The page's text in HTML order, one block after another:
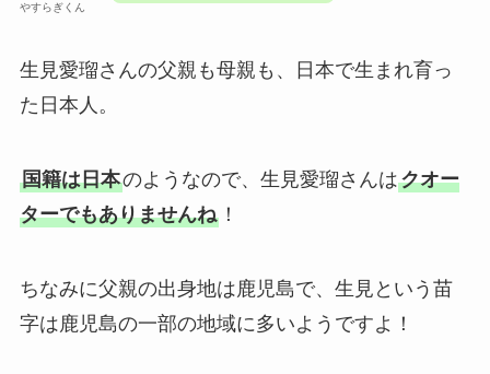
やすらぎくん
生見愛瑠さんの父親も母親も、日本で生まれ育っ
た日本人。
国籍は日本のようなので、生見愛瑠さんはクオー
ターでもありませんね！
ちなみに父親の出身地は鹿児島で、生見という苗
字は鹿児島の一部の地域に多いようですよ！